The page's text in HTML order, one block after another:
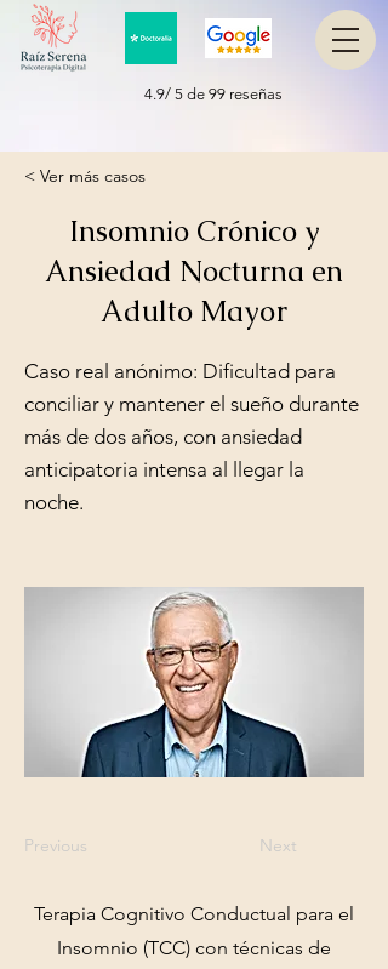
4.9/ 5 de 99 reseñas
< Ver más casos
Insomnio Crónico y
Ansiedad Nocturna en
Adulto Mayor
Caso real anónimo: Dificultad para
conciliar y mantener el sueño durante
más de dos años, con ansiedad
anticipatoria intensa al llegar la
noche.
Previous Next
Terapia Cognitivo Conductual para el
Insomnio (TCC) con técnicas de